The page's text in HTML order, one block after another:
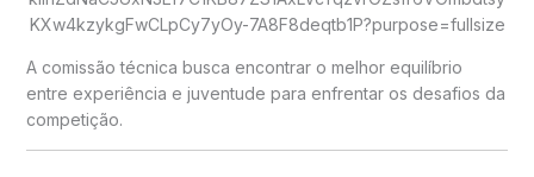
A comissão técnica busca encontrar o melhor equilíbrio
entre experiência e juventude para enfrentar os desafios da
competição.